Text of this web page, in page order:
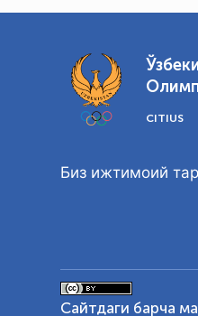
CITIUS
Биз ижтимоий
Сайтдаги барча